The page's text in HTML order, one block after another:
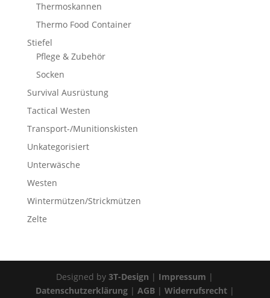
Thermoskannen
Thermo Food Container
Stiefel
Pflege & Zubehör
Socken
Survival Ausrüstung
Tactical Westen
Transport-/Munitionskisten
Unkategorisiert
Unterwäsche
Westen
Wintermützen/Strickmützen
Zelte
Designed by3T-Design | Impressum |
Datenschutzerklärung| AGB| Widerrufsrecht|